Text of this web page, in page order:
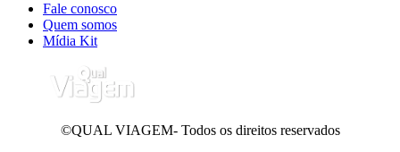
Fale conosco
Quem somos
Mídia Kit
©QUAL VIAGEM- Todos os direitos reservados